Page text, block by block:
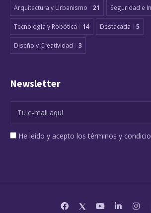
Arquitectura y Urbanismo 21 Seguridad e
Tecnología y Robótica 14 Destacada 5
Diseño y Creatividad 3
Newsletter
He leído y acepto los términos y